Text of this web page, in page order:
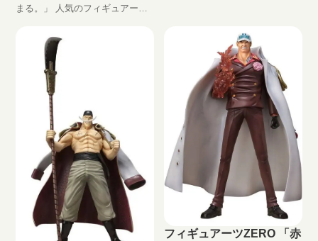
まる。」 人気のフィギュアーツ
買取します！ 完全無料の宅配買
取でワンピースフィギュアをお
買い取りします！
料の宅配買取でワンピースフィ
ギュアをお買い取りします！
フィギュアーツZERO 「赤